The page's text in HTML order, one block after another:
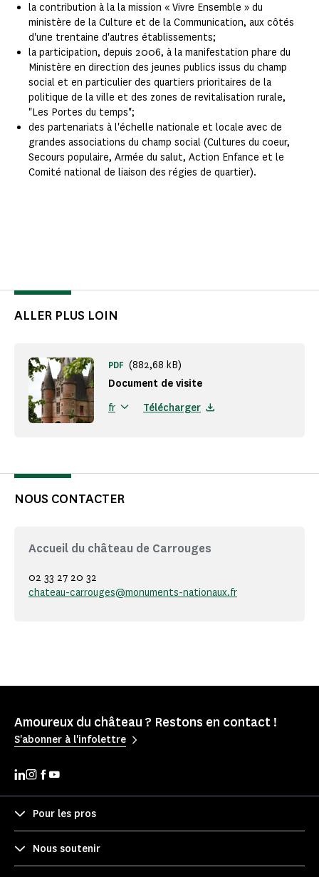
la contribution à la la mission « Vivre Ensemble » du
ministère de la Culture et de la Communication, aux côtés
d'une trentaine d'autres établissements;
la participation, depuis 2006, à la manifestation phare du
Ministère en direction des jeunes publics issus du champ
social et en particulier des quartiers prioritaires de la
politique de la ville et des zones de revitalisation rurale,
"Les Portes du temps";
des partenariats à l'échelle nationale et locale avec de
grandes associations du champ social (Cultures du coeur,
Secours populaire, Armée du salut, Action Enfance et le
Comité national de liaison des régies de quartier).
ALLER PLUS LOIN
Document de visite
PDF (882,68 kB)
fr Télécharger
NOUS CONTACTER
Accueil du château de Carrouges
02 33 27 20 32
chateau-carrouges@monuments-nationaux.fr
Amoureux du château ? Restons en contact !
S'abonner à l'infolettre
Pour les pros
Nous soutenir